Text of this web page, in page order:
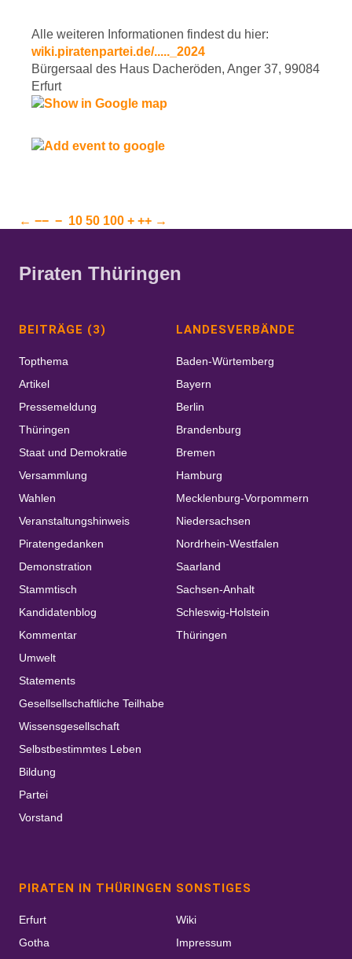
Alle weiteren Informationen findest du hier:
wiki.piratenpartei.de/....._2024
Bürgersaal des Haus Dacheröden, Anger 37, 99084
Erfurt
← −− − 10 50 100 + ++ →
Piraten Thüringen
BEITRÄGE (3)
Topthema
Artikel
Pressemeldung
Thüringen
Staat und Demokratie
Versammlung
Wahlen
Veranstaltungshinweis
Piratengedanken
Demonstration
Stammtisch
Kandidatenblog
Kommentar
Umwelt
Statements
Gesellsellschaftliche Teilhabe
Wissensgesellschaft
Selbstbestimmtes Leben
Bildung
Partei
Vorstand
LANDESVERBÄNDE
Baden-Würtemberg
Bayern
Berlin
Brandenburg
Bremen
Hamburg
Mecklenburg-Vorpommern
Niedersachsen
Nordrhein-Westfalen
Saarland
Sachsen-Anhalt
Schleswig-Holstein
Thüringen
PIRATEN IN THÜRINGEN
Erfurt
Gotha
SONSTIGES
Wiki
Impressum